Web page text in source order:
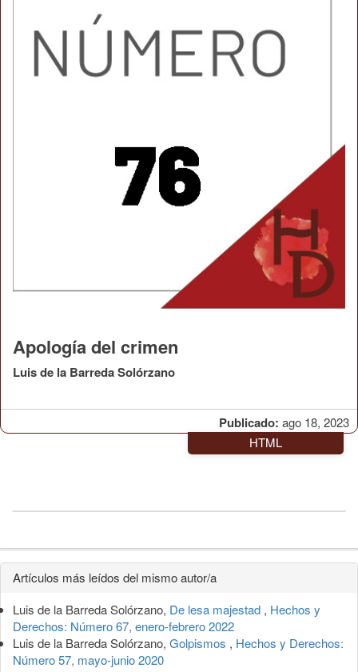
Publicado: ago 18, 2023
Apología del crimen
Luis de la Barreda Solórzano
HTML
Detalles
del
artículo
Artículos más leídos del mismo autor/a
Luis de la Barreda Solórzano, De lesa majestad , Hechos y
Derechos: Número 67, enero-febrero 2022
Luis de la Barreda Solórzano, Golpismos , Hechos y Derechos:
Número 57, mayo-junio 2020